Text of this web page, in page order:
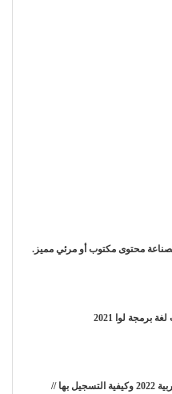
مواقع العمل الحر العربية 2022 وكيفية التسجيل بها //